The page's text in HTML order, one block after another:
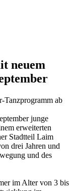
neuem
junge
erweiterten
Stadtteil Laim
drei Jahren und
und des
im Alter von 3 bis